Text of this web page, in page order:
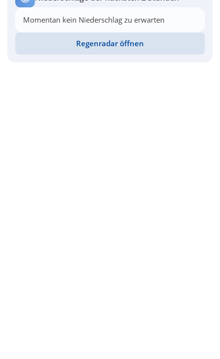
Momentan kein Niederschlag zu erwarten
Regenradar öffnen